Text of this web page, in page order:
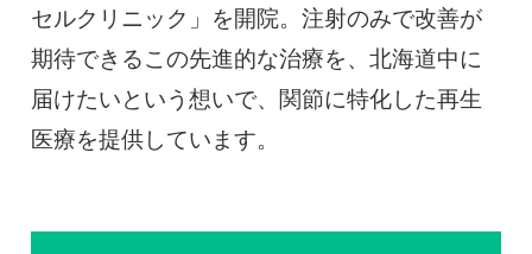
セルクリニック」を開院。注射のみで改善が
期待できるこの先進的な治療を、北海道中に
届けたいという想いで、関節に特化した再生
医療を提供しています。